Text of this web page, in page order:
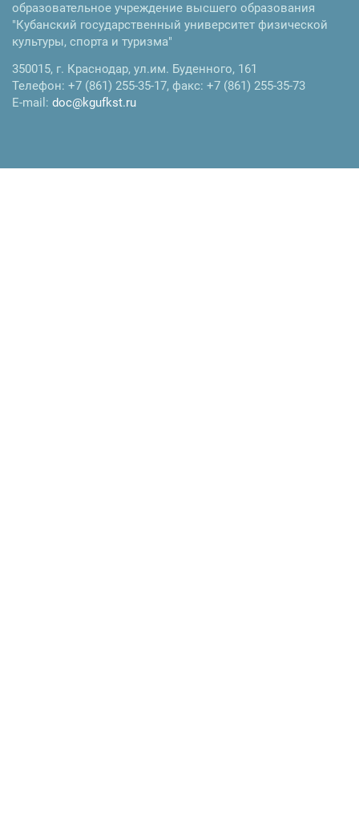
образовательное учреждение высшего образования
"Кубанский государственный университет физической
культуры, спорта и туризма"
350015, г. Краснодар, ул.им. Буденного, 161
Телефон: +7 (861) 255-35-17, факс: +7 (861) 255-35-73
E-mail: doc@kgufkst.ru